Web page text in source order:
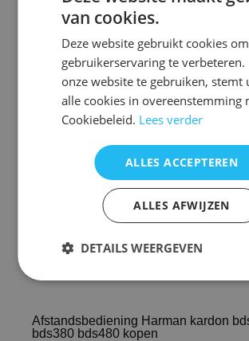
Voorraad nieuw vervangend : 3
De vervangende is een kopie van de
precies dezelfde functies
maar een ander uiterlijk en is speciaal
alleen op dit merk en model. ( zie foto 2
U hoeft de afstandsbediening NIET
programmeren!
Het werkt direct
Afstandsbediening Harman kardon
bds380 bds480 kopen
van cookies.
Deze website gebruikt cookies
gebruikerservaring te verbeteren.
onze website te gebruiken, stemt
alle cookies in overeenstemming
Cookiebeleid. Lees verder
ALLES ACCEPTEREN
ALLES AFWIJZEN
DETAILS WEERGEVEN